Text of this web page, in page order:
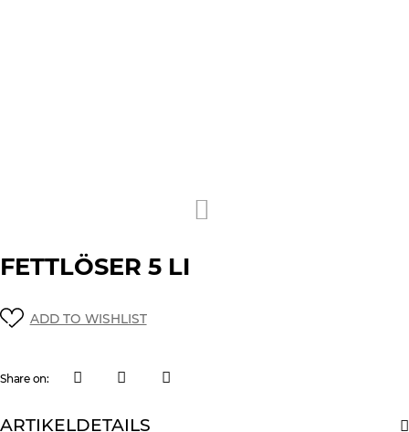
FETTLÖSER 5 LI
ADD TO WISHLIST
Share on:
ARTIKELDETAILS